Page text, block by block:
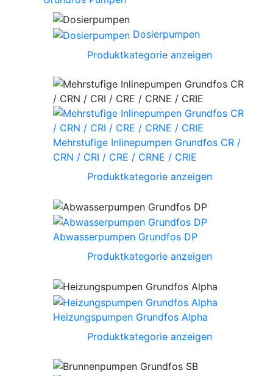
Dosierpumpen
Produktkategorie anzeigen
Mehrstufige Inlinepumpen Grundfos CR /
CRN / CRI / CRE / CRNE / CRIE
Produktkategorie anzeigen
Abwasserpumpen Grundfos DP
Produktkategorie anzeigen
Heizungspumpen Grundfos Alpha
Produktkategorie anzeigen